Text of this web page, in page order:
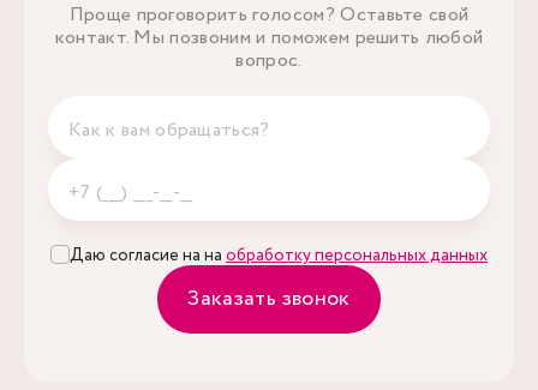
Проще проговорить голосом? Оставьте свой
контакт. Мы позвоним и поможем решить любой
вопрос.
Даю согласие на на обработку персональных данных
Заказать звонок